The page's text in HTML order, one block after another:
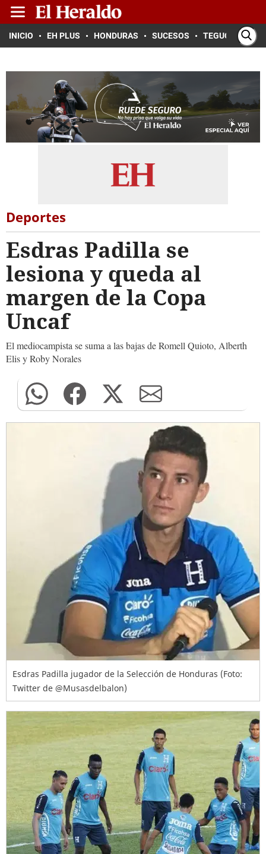
INICIO EH PLUS HONDURAS SUCESOS TEGUCIGALPA
Deportes
Esdras Padilla se
lesiona y queda al
margen de la Copa
Uncaf
El mediocampista se suma a las bajas de Romell Quioto, Alberth
Elis y Roby Norales
Esdras Padilla jugador de la Selección de Honduras (Foto:
Twitter de @Musasdelbalon)